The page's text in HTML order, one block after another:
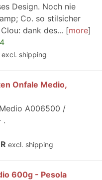
Design. Noch nie
Co. so stilsicher
dank des...
more
excl. shipping
Onfale Medio,
A006500 /
.
excl. shipping
600g - Pesola